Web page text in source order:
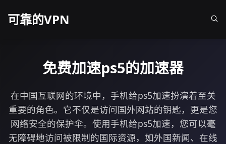
可靠的VPN
免费加速ps5的加速器
在中国互联网的环境中，手机给ps5加速扮演着至关
重要的角色。它不仅是访问国外网站的钥匙，更是您
网络安全的保护伞。使用手机给ps5加速，您可以毫
无障碍地访问被限制的国际资源，如外国新闻、在线